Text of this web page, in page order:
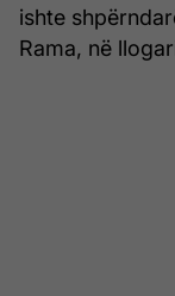
ishte
Rama, në